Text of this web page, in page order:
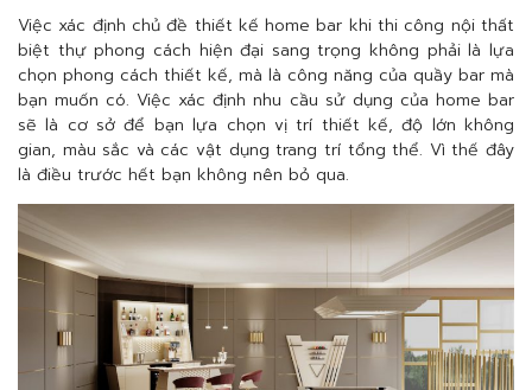
Việc xác định chủ đề thiết kế home bar khi thi công nội thất
biệt thự phong cách hiện đại sang trọng không phải là lựa
chọn phong cách thiết kế, mà là công năng của quầy bar mà
bạn muốn có. Việc xác định nhu cầu sử dụng của home bar
sẽ là cơ sở để bạn lựa chọn vị trí thiết kế, độ lớn không
gian, màu sắc và các vật dụng trang trí tổng thể. Vì thế đây
là điều trước hết bạn không nên bỏ qua.